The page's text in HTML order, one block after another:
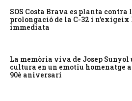
SOS Costa Brava es planta contra
prolongació de la C-32 i
immediata
La memòria viva de Josep Sunyol
cultura en un emotiu homenatge
90è aniversari